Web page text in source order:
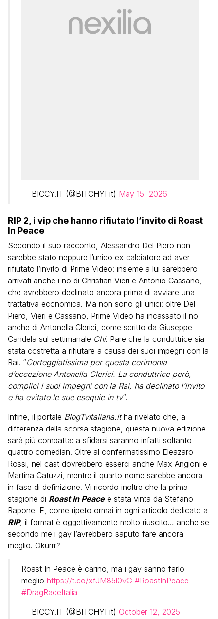
— BICCY.IT (@BITCHYFit) May 15, 2026
RIP 2, i vip che hanno rifiutato l’invito di Roast
In Peace
Secondo il suo racconto, Alessandro Del Piero non
sarebbe stato neppure l’unico ex calciatore ad aver
rifiutato l’invito di Prime Video: insieme a lui sarebbero
arrivati anche i no di Christian Vieri e Antonio Cassano,
che avrebbero declinato ancora prima di avviare una
trattativa economica. Ma non sono gli unici: oltre Del
Piero, Vieri e Cassano, Prime Video ha incassato il no
anche di Antonella Clerici, come scritto da Giuseppe
Candela sul settimanale Chi. Pare che la conduttrice sia
stata costretta a rifiutare a causa dei suoi impegni con la
Rai. “Corteggiatissima per questa cerimonia
d’eccezione Antonella Clerici. La conduttrice però,
complici i suoi impegni con la Rai, ha declinato l’invito
e ha evitato le sue esequie in tv“.
Infine, il portale BlogTvItaliana.itha rivelato che, a
differenza della scorsa stagione, questa nuova edizione
sarà più compatta: a sfidarsi saranno infatti soltanto
quattro comedian. Oltre al confermatissimo Eleazaro
Rossi, nel cast dovrebbero esserci anche Max Angioni e
Martina Catuzzi, mentre il quarto nome sarebbe ancora
in fase di definizione. Vi ricordo inoltre che la prima
stagione di Roast In Peaceè stata vinta da Stefano
Rapone. E, come ripeto ormai in ogni articolo dedicato a
RIP, il format è oggettivamente molto riuscito… anche se
secondo me i gay l’avrebbero saputo fare ancora
meglio. Okurrr?
Roast In Peace è carino, ma i gay sanno farlo
meglio https://t.co/xfJM85l0vG #RoastInPeace
#DragRaceItalia
— BICCY.IT (@BITCHYFit) October 12, 2025